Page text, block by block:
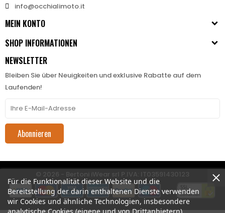
Für die Funktionalität dieser Website und die
Bereitstellung der darin enthaltenen Dienste verwenden
wir Cookies und ähnliche Technologien, insbesondere
info@occhialimoto.it
MEIN KONTO
SHOP INFORMATIONEN
NEWSLETTER
Bleiben Sie über Neuigkeiten und exklusive Rabatte auf dem
Laufenden!
Abonnieren
© 2026 - Bertoni iWear srl P.IVA: IT03591430123